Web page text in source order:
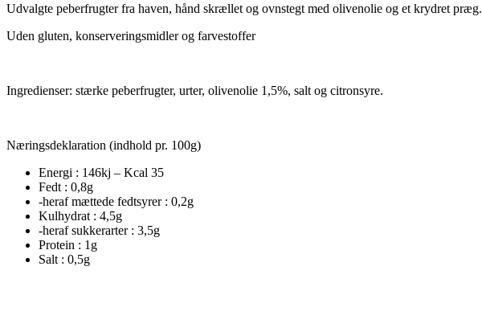
Udvalgte peberfrugter fra haven, hånd skrællet og ovnstegt med olivenolie og et krydret præg.
Uden gluten, konserveringsmidler og farvestoffer
Ingredienser: stærke peberfrugter, urter, olivenolie 1,5%, salt og citronsyre.
Næringsdeklaration (indhold pr. 100g)
Energi : 146kj – Kcal 35
Fedt : 0,8g
-heraf mættede fedtsyrer : 0,2g
Kulhydrat : 4,5g
-heraf sukkerarter : 3,5g
Protein : 1g
Salt : 0,5g